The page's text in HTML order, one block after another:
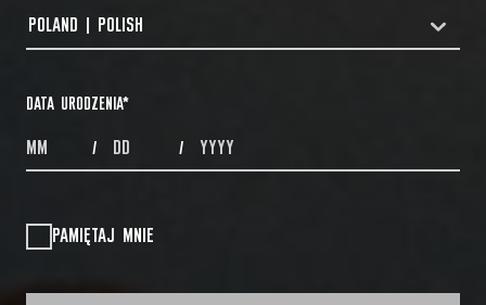
COUNTRYDROPDOWN
POLAND | POLISH
DATA URODZENIA*
MONTHS / DAYS / YEAR
PAMIĘTAJ MNIE